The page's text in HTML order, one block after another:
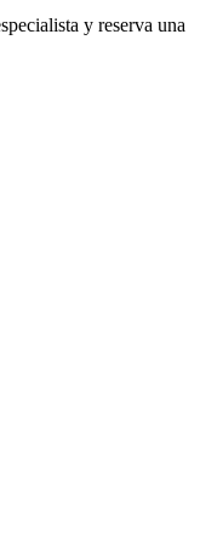
y reserva una